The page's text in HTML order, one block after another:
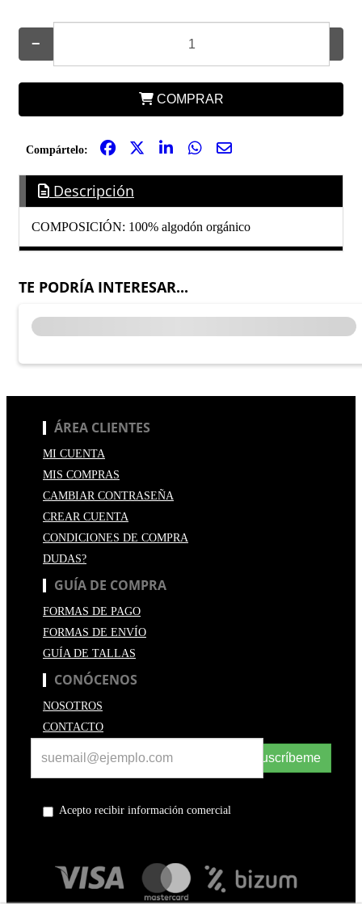
−
COMPRAR
Compártelo:
Descripción
COMPOSICIÓN: 100% algodón orgánico
TE PODRÍA INTERESAR...
ÁREA CLIENTES
MI CUENTA
MIS COMPRAS
CAMBIAR CONTRASEÑA
CREAR CUENTA
CONDICIONES DE COMPRA
DUDAS?
GUÍA DE COMPRA
FORMAS DE PAGO
FORMAS DE ENVÍO
GUÍA DE TALLAS
CONÓCENOS
NOSOTROS
CONTACTO
Suscríbeme
Acepto recibir información comercial